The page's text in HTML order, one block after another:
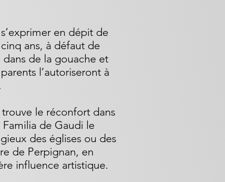
en dépit de
ans, à défaut de
de la gouache et
l’autoriseront à
le réconfort dans
de Gaudi le
des églises ou des
de Perpignan, en
influence artistique.